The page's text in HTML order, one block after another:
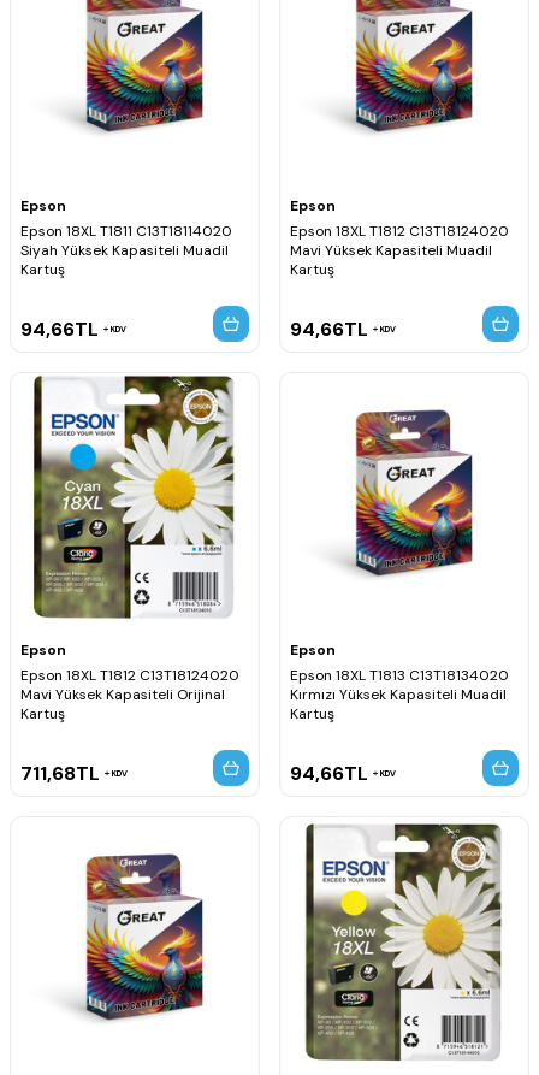
Epson
Epson 18XL T1811 C13T18114020
Siyah Yüksek Kapasiteli Muadil
Kartuş
94,66TL KDV
Epson
Epson 18XL T1812 C13T18124020
Mavi Yüksek Kapasiteli Muadil
Kartuş
94,66TL KDV
Epson
Epson 18XL T1812 C13T18124020
Mavi Yüksek Kapasiteli Orijinal
Kartuş
711,68TL KDV
Epson
Epson 18XL T1813 C13T18134020
Kırmızı Yüksek Kapasiteli Muadil
Kartuş
94,66TL KDV